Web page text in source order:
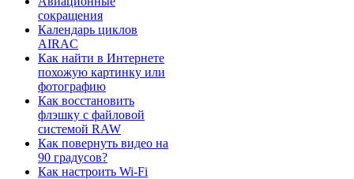
сокращения
Календарь циклов
AIRAC
Как найти в Интернете
похожую картинку или
фотографию
Как восстановить
флэшку с файловой
системой RAW
Как повернуть видео на
90 градусов?
Как настроить Wi-Fi